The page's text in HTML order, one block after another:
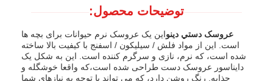
توضیحات محصول:
عروسک دستي دينواین یک عروسک نرم حیوانات برای بچه ها
است. این از مواد فلش / سیلیکون / اسفنج با کیفیت بالا ساخته
شده است، که نرم، نازی و سرگرم کننده است. این به شکل یک
دایناسور عروسک دست طراحی شده است،که واقعا خوشگله و
جذابه. رنگ روشن دارد، که می تواند با توجه به نیازهای شما